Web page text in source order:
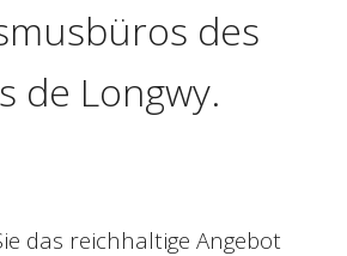
des
de Longwy.
das reichhaltige Angebot